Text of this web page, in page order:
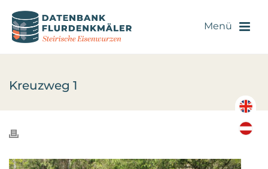
Kreuzweg 1